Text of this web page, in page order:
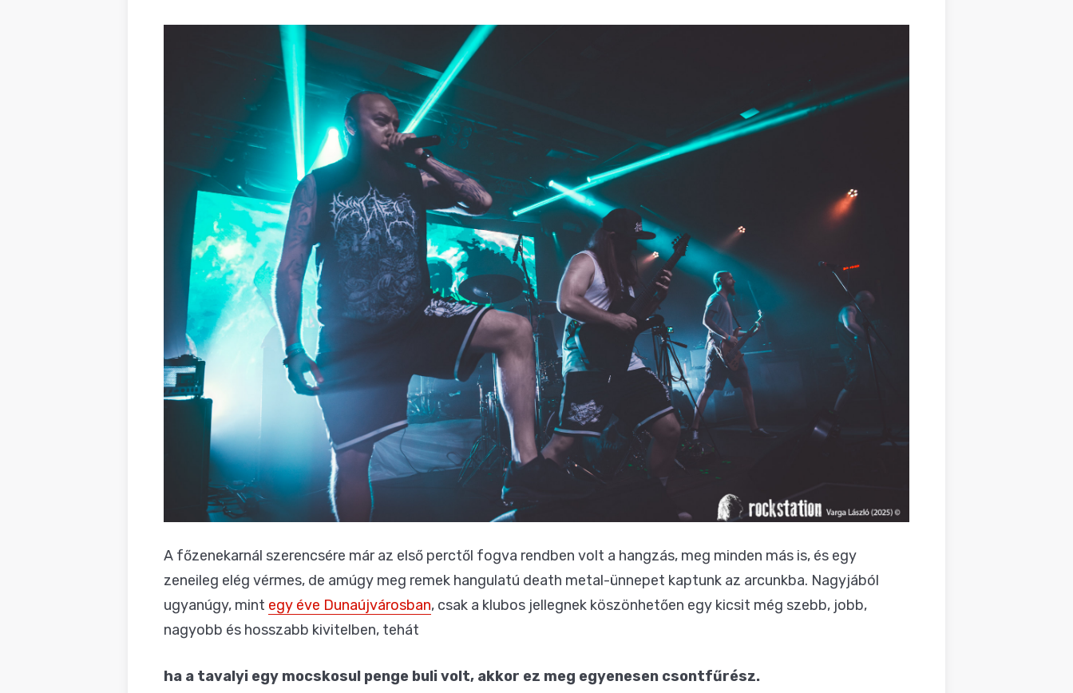
A főzenekarnál szerencsére már az első perctől fogva rendben volt a hangzás, meg minden más is, és egy
zeneileg elég vérmes, de amúgy meg remek hangulatú death metal-ünnepet kaptunk az arcunkba. Nagyjából
ugyanúgy, mint egy éve Dunaújvárosban, csak a klubos jellegnek köszönhetően egy kicsit még szebb, jobb,
nagyobb és hosszabb kivitelben, tehát
ha a tavalyi egy mocskosul penge buli volt, akkor ez meg egyenesen csontfűrész.